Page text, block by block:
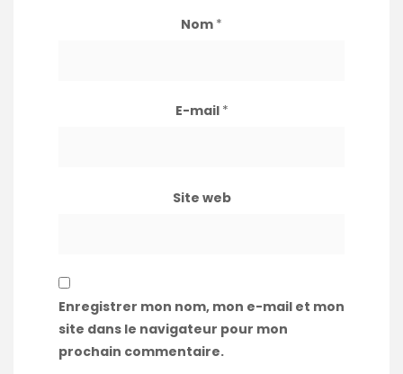
Nom *
E-mail *
Site web
Enregistrer mon nom, mon e-mail et mon
site dans le navigateur pour mon
prochain commentaire.